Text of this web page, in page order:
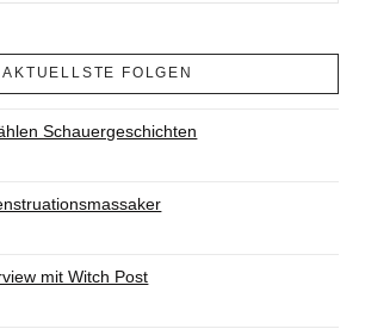
AKTUELLSTE FOLGEN
Schauergeschichten
mit Witch Post